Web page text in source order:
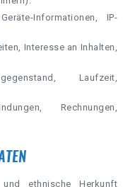
Informationen, IP-
Interesse an Inhalten,
Laufzeit,
Rechnungen,
ethnische Herkunft